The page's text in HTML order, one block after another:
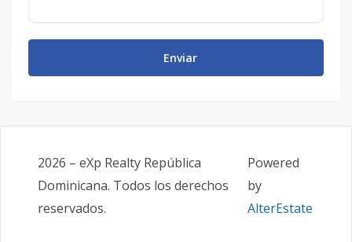
Enviar
2026 – eXp Realty República
Dominicana. Todos los derechos
reservados.
Powered
by
AlterEstate